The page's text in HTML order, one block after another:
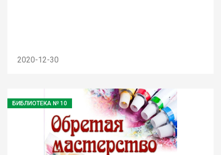
2020-12-30
БИБЛИОТЕКА № 10